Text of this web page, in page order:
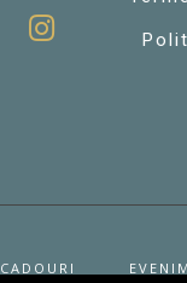
CADOURI